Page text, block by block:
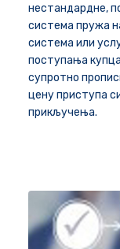
нестандардне,
система пружа
система или
поступања
супротно
цену приступа
прикључења.